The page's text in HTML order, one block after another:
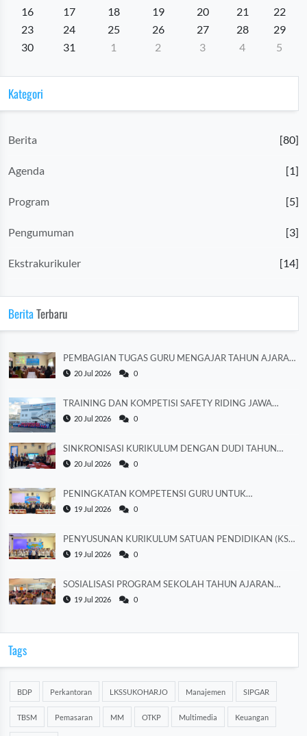
16
17 18 19 20 21
22
23
24 25 26 27 28
29
30
31 1 2 3 4 5
Kategori
Berita [80]
Agenda [1]
Program [5]
Pengumuman [3]
Ekstrakurikuler [14]
BeritaTerbaru
PEMBAGIAN TUGAS GURU MENGAJAR TAHUN AJARAN
2026/2027
20 Jul 2026 0
TRAINING DAN KOMPETISI SAFETY RIDING JAWA
TENGAH 2026
20 Jul 2026 0
SINKRONISASI KURIKULUM DENGAN DUDI TAHUN
AJARAN 2026/2027
20 Jul 2026 0
PENINGKATAN KOMPETENSI GURU UNTUK
MEMPERKUAT LITERASI
19 Jul 2026 0
PENYUSUNAN KURIKULUM SATUAN PENDIDIKAN (KSP)
TAHUN AJARAN 2026/2027
19 Jul 2026 0
SOSIALISASI PROGRAM SEKOLAH TAHUN AJARAN
2026/2027
19 Jul 2026 0
Tags
BDP Perkantoran LKSSUKOHARJO Manajemen SIPGAR
TBSM Pemasaran MM OTKP Multimedia Keuangan